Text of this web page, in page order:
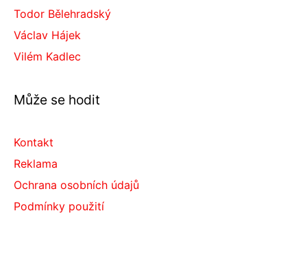
Todor Bělehradský
Václav Hájek
Vilém Kadlec
Může se hodit
Kontakt
Reklama
Ochrana osobních údajů
Podmínky použití